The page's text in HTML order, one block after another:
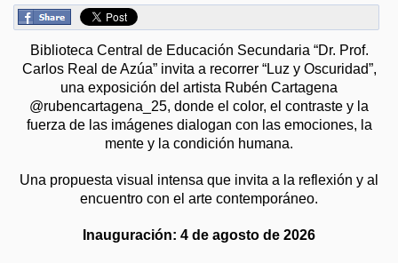
Biblioteca Central de Educación Secundaria “Dr. Prof.
Carlos Real de Azúa” invita a recorrer “Luz y Oscuridad”,
una exposición del artista Rubén Cartagena
@rubencartagena_25, donde el color, el contraste y la
fuerza de las imágenes dialogan con las emociones, la
mente y la condición humana.
Una propuesta visual intensa que invita a la reflexión y al
encuentro con el arte contemporáneo.
Inauguración: 4 de agosto de 2026